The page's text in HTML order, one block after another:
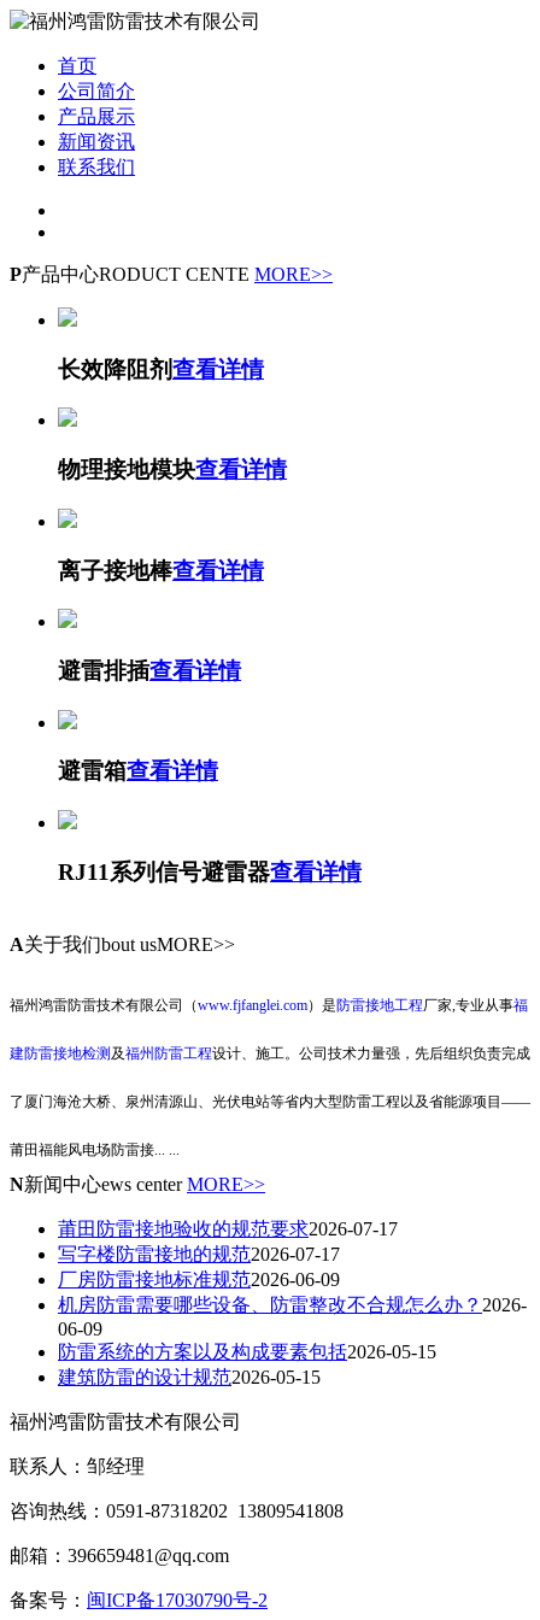
首页
公司简介
产品展示
新闻资讯
联系我们
P产品中心RODUCT CENTE MORE>>
长效降阻剂查看详情
物理接地模块查看详情
离子接地棒查看详情
避雷排插查看详情
避雷箱查看详情
RJ11系列信号避雷器查看详情
A关于我们bout usMORE>>
福州鸿雷防雷技术有限公司（www.fjfanglei.com）是防雷接地工程厂家,专业从事福
建防雷接地检测及福州防雷工程设计、施工。公司技术力量强，先后组织负责完成
了厦门海沧大桥、泉州清源山、光伏电站等省内大型防雷工程以及省能源项目——
莆田福能风电场防雷接
N新闻中心ews center MORE>>
莆田防雷接地验收的规范要求2026-07-17
写字楼防雷接地的规范2026-07-17
厂房防雷接地标准规范2026-06-09
机房防雷需要哪些设备、防雷整改不合规怎么办？ 2026-
06-09
防雷系统的方案以及构成要素包括2026-05-15
建筑防雷的设计规范2026-05-15
福州鸿雷防雷技术有限公司
联系人：邹经理
咨询热线：0591-87318202 13809541808
邮箱：396659481@qq.com
备案号： 闽ICP备17030790号-2